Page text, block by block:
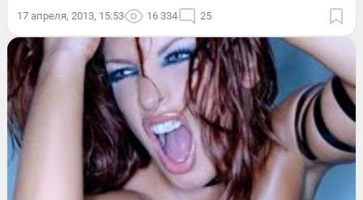
17 апреля, 2013, 15:53 16 334 25